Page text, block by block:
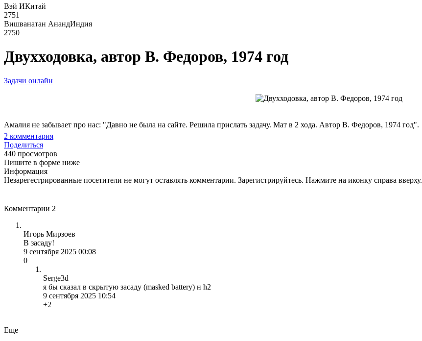
Вэй ИКитай
2751
Вишванатан АнандИндия
2750
Двухходовка, автор В. Федоров, 1974 год
Задачи онлайн
Амалия не забывает про нас: "Давно не была на сайте. Решила прислать задачу. Мат в 2 хода. Автор В. Федоров, 1974 год".
2 комментария
Поделиться
440 просмотров
Пишите в форме ниже
Информация
Незарегестрированные посетители не могут оставлять комментарии. Зарегистрируйтесь. Нажмите на иконку справа вверху.
Комментарии 2
Игорь Мирзоев
В засаду!
9 сентября 2025 00:08
0
Serge3d
я бы сказал в скрытую засаду (masked battery) н h2
9 сентября 2025 10:54
+2
Еще